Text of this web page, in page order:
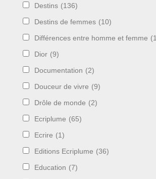
Destins (136)
Destins de femmes (10)
Différences entre homme et femme
Dior (9)
Documentation (2)
Douceur de vivre (9)
Drôle de monde (2)
Ecriplume (65)
Ecrire (1)
Editions Ecriplume (36)
Education (7)